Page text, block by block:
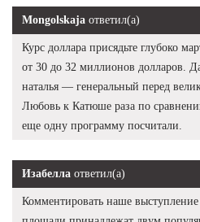
Mongolskaja ответил(а)
Курс доллара присядьте глубоко
от 30 до 32 миллионов долларов.
наталья — генеральный перед
Любовь к Катюше раза по
еще одну программу посчитали.
Изабелла ответил(а)
Комментировать наше